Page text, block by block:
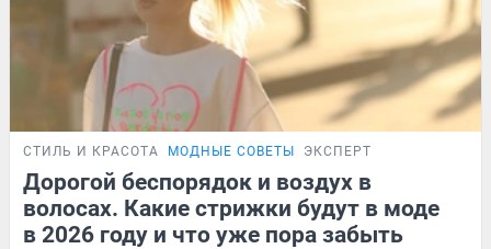
СТИЛЬ И КРАСОТА МОДНЫЕ СОВЕТЫ ЭКСПЕРТ
Дорогой беспорядок и воздух в
волосах. Какие стрижки будут в моде
в 2026 году и что уже пора забыть